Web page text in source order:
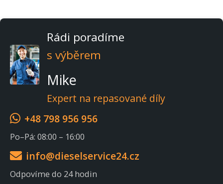
Rádi poradíme
s výběrem
Mike
Expert na repasované díly
+48 798 956 956
Po–Pá: 08:00 – 16:00
info@dieselservice24.cz
Odpovíme do 24 hodin